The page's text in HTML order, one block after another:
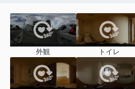
外観 トイレ